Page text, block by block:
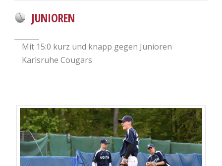
JUNIOREN
Mit 15:0 kurz und knapp gegen Junioren
Karlsruhe Cougars